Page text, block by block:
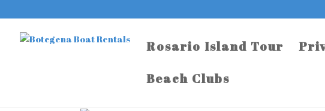
Rosario Island Tour
Beach Clubs